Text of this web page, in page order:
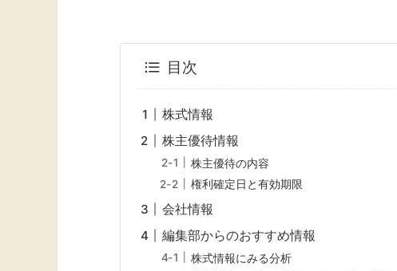
目次
株式情報
株主優待情報
株主優待の内容
権利確定日と有効期限
会社情報
編集部からのおすすめ情報
株式情報にみる分析